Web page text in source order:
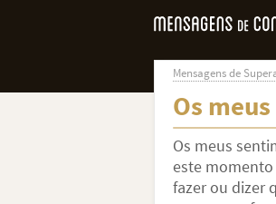
Mensagens de
Os
Os meus
este momento
fazer ou dizer